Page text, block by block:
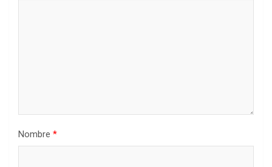
Nombre *